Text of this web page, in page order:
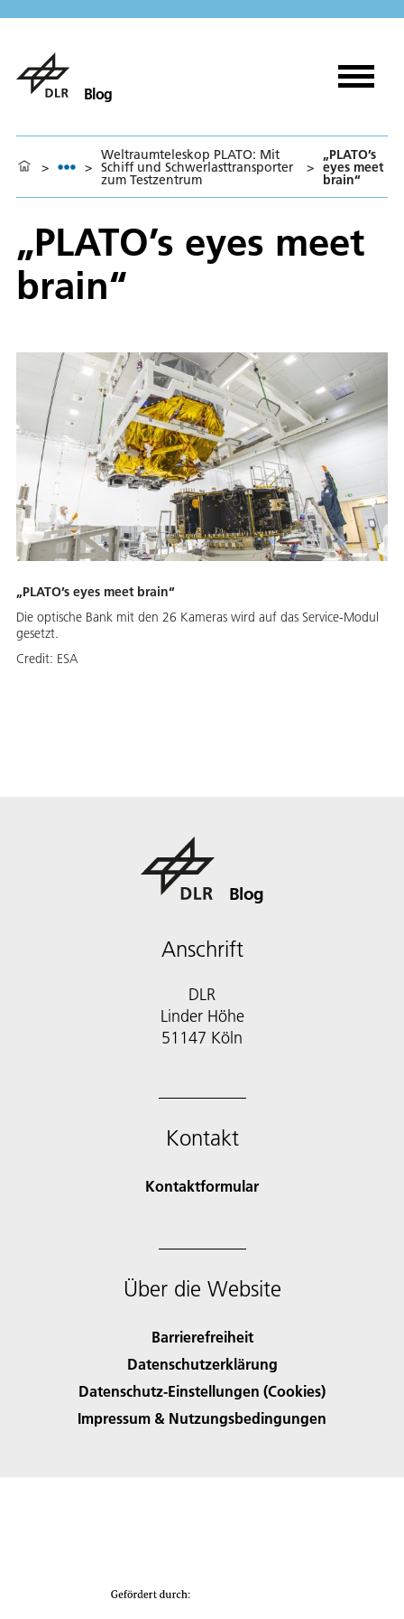
Blog
> >
Weltraumteleskop PLATO: Mit
Schiff und Schwerlasttransporter
zum Testzentrum
>
„PLATO’s
eyes meet
brain“
„PLATO’s eyes meet
brain“
„PLATO’s eyes meet brain“
Die optische Bank mit den 26 Kameras wird auf das Service-Modul
gesetzt.
Credit: ESA
Blog
Anschrift
DLR
Linder Höhe
51147 Köln
Kontakt
Kontaktformular
Über die Website
Barrierefreiheit
Datenschutzerklärung
Datenschutz-Einstellungen (Cookies)
Impressum & Nutzungsbedingungen